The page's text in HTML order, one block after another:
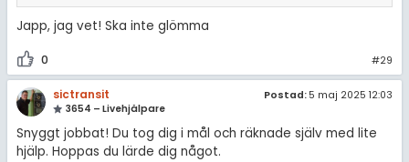
Japp, jag vet! Ska inte glömma
0 #29
sictransit
3654 – Livehjälpare
Postad: 5 maj 2025 12:03
Snyggt jobbat! Du tog dig i mål och räknade själv med lite
hjälp. Hoppas du lärde dig något.